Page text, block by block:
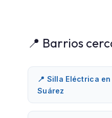
📍 Barrios
📍 Silla Eléctrica
Suárez